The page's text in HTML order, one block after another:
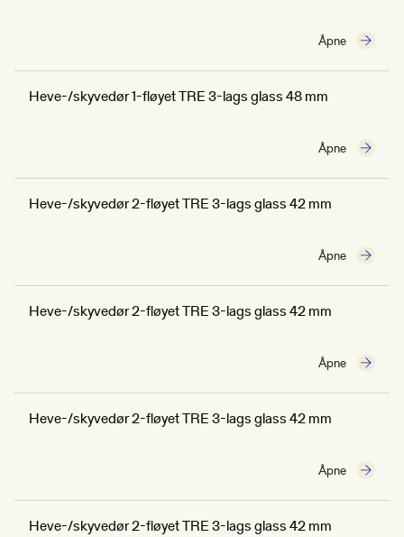
Åpne
Heve-/skyvedør 1-fløyet TRE 3-lags glass 48 mm
Åpne
Heve-/skyvedør 2-fløyet TRE 3-lags glass 42 mm
Åpne
Heve-/skyvedør 2-fløyet TRE 3-lags glass 42 mm
Åpne
Heve-/skyvedør 2-fløyet TRE 3-lags glass 42 mm
Åpne
Heve-/skyvedør 2-fløyet TRE 3-lags glass 42 mm